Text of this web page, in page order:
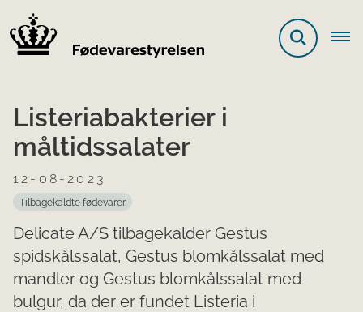
Listeriabakterier i
måltidssalater
12-08-2023
Tilbagekaldte fødevarer
Delicate A/S tilbagekalder Gestus
spidskålssalat, Gestus blomkålssalat med
mandler og Gestus blomkålssalat med
bulgur, da der er fundet Listeria i